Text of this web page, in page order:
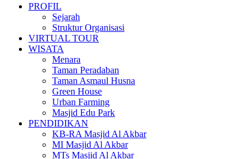
PROFIL
Sejarah
Struktur Organisasi
VIRTUAL TOUR
WISATA
Menara
Taman Peradaban
Taman Asmaul Husna
Green House
Urban Farming
Masjid Edu Park
PENDIDIKAN
KB-RA Masjid Al Akbar
MI Masjid Al Akbar
MTs Masjid Al Akbar